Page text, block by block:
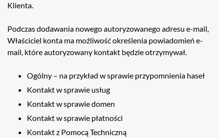
Klienta.
Podczas dodawania nowego autoryzowanego adresu e-mail,
Właściciel konta ma możliwość określenia powiadomień e-
mail, które autoryzowany kontakt będzie otrzymywał.
Ogólny – na przykład w sprawie przypomnienia haseł
Kontakt w sprawie usług
Kontakt w sprawie domen
Kontakt w sprawie płatności
Kontakt z Pomocą Techniczną